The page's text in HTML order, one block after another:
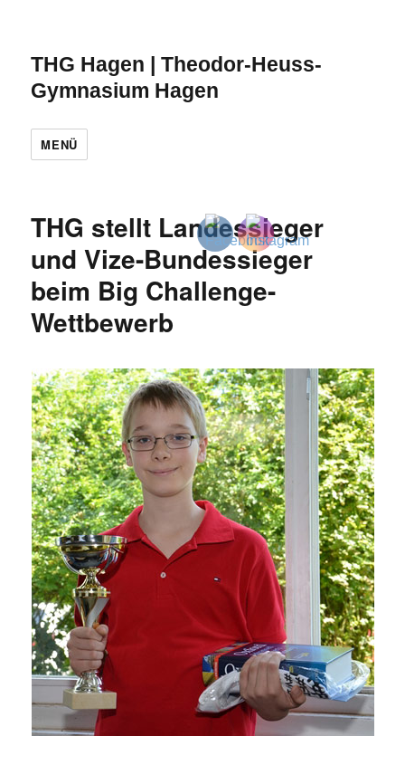
THG Hagen | Theodor-Heuss-
Gymnasium Hagen
MENÜ
THG stellt Landessieger
und Vize-Bundessieger
beim Big Challenge-
Wettbewerb